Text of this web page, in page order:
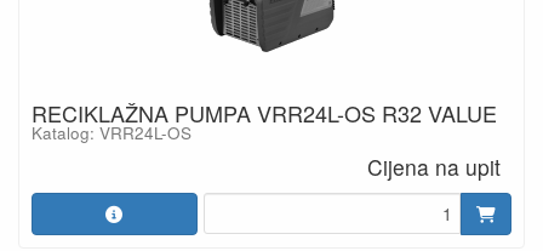
RECIKLAŽNA PUMPA VRR24L-OS R32 VALUE
Katalog: VRR24L-OS
Cijena na upit